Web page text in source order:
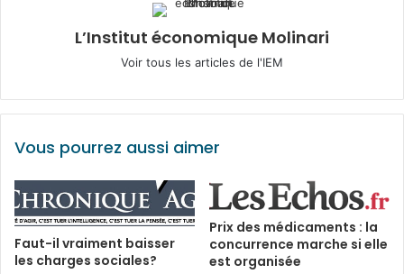
L’Institut économique Molinari
Voir tous les articles de l'IEM
Vous pourrez aussi aimer
Faut-il vraiment baisser
les charges sociales?
Prix des médicaments : la
concurrence marche si elle
est organisée